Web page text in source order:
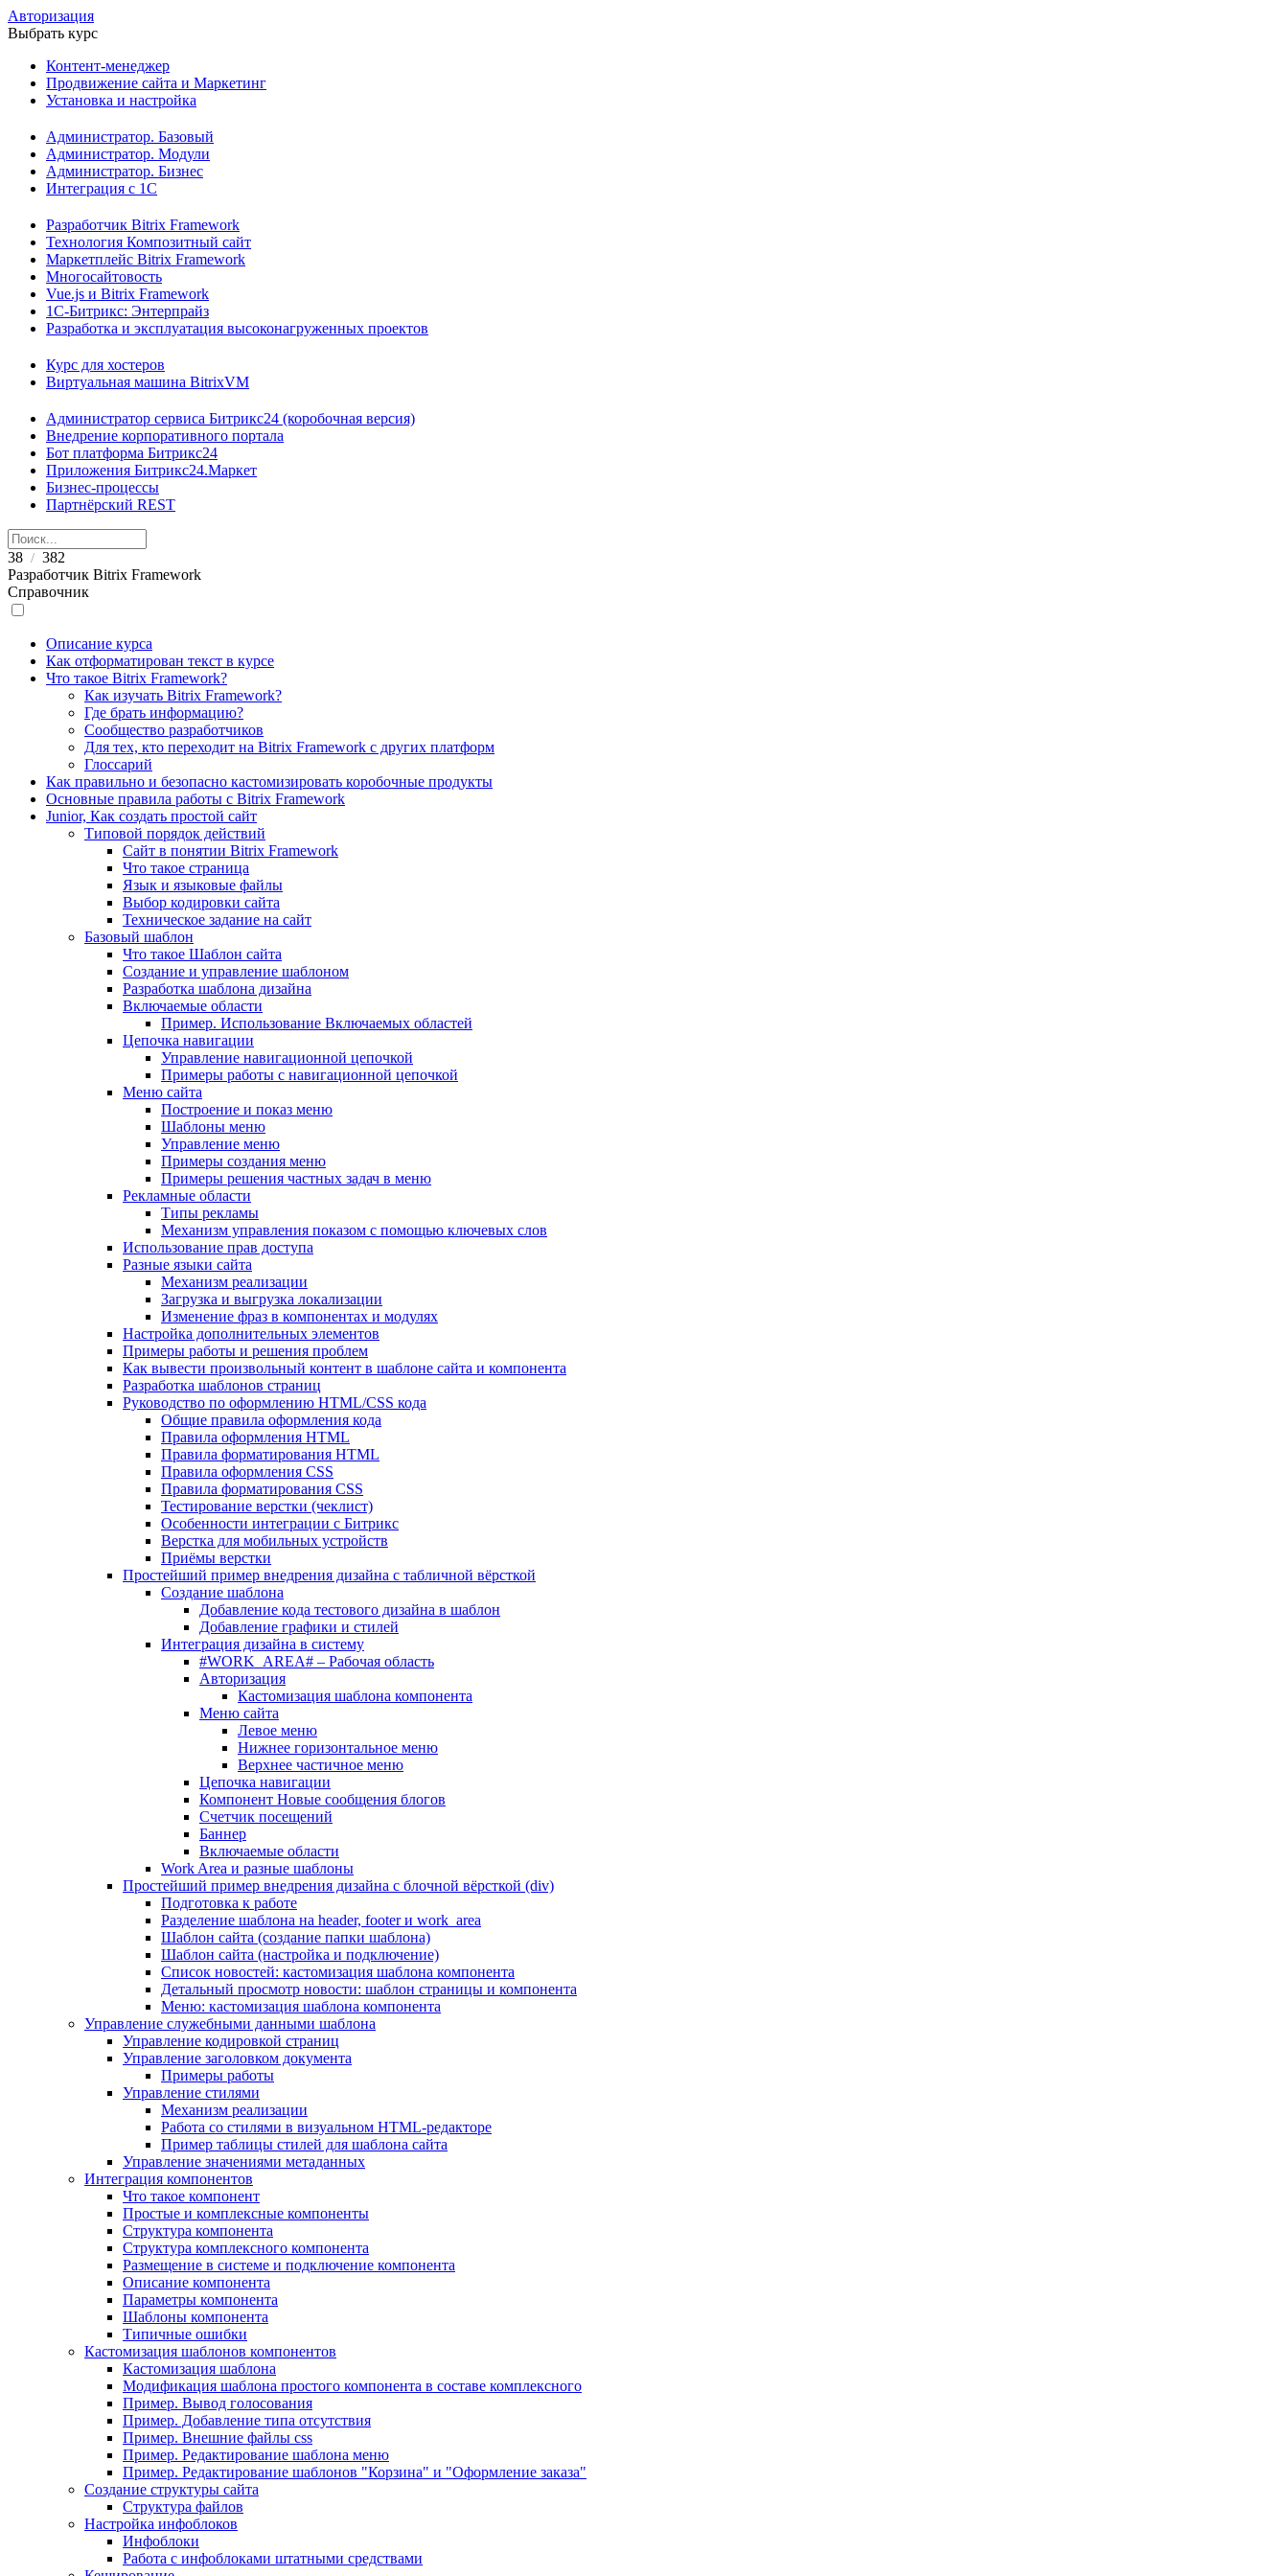
Авторизация
Выбрать курс
Контент-менеджер
Продвижение сайта и Маркетинг
Установка и настройка
Администратор. Базовый
Администратор. Модули
Администратор. Бизнес
Интеграция с 1С
Разработчик Bitrix Framework
Технология Композитный сайт
Маркетплейс Bitrix Framework
Многосайтовость
Vue.js и Bitrix Framework
1С-Битрикс: Энтерпрайз
Разработка и эксплуатация высоконагруженных проектов
Курс для хостеров
Виртуальная машина BitrixVM
Администратор сервиса Битрикс24 (коробочная версия)
Внедрение корпоративного портала
Бот платформа Битрикс24
Приложения Битрикс24.Маркет
Бизнес-процессы
Партнёрский REST
38 / 382
Разработчик Bitrix Framework
Справочник
Описание курса
Как отформатирован текст в курсе
Что такое Bitrix Framework?
Как изучать Bitrix Framework?
Где брать информацию?
Сообщество разработчиков
Для тех, кто переходит на Bitrix Framework с других платформ
Глоссарий
Как правильно и безопасно кастомизировать коробочные продукты
Основные правила работы с Bitrix Framework
Junior, Как создать простой сайт
Типовой порядок действий
Сайт в понятии Bitrix Framework
Что такое страница
Язык и языковые файлы
Выбор кодировки сайта
Техническое задание на сайт
Базовый шаблон
Что такое Шаблон сайта
Создание и управление шаблоном
Разработка шаблона дизайна
Включаемые области
Пример. Использование Включаемых областей
Цепочка навигации
Управление навигационной цепочкой
Примеры работы с навигационной цепочкой
Меню сайта
Построение и показ меню
Шаблоны меню
Управление меню
Примеры создания меню
Примеры решения частных задач в меню
Рекламные области
Типы рекламы
Механизм управления показом с помощью ключевых слов
Использование прав доступа
Разные языки сайта
Механизм реализации
Загрузка и выгрузка локализации
Изменение фраз в компонентах и модулях
Настройка дополнительных элементов
Примеры работы и решения проблем
Как вывести произвольный контент в шаблоне сайта и компонента
Разработка шаблонов страниц
Руководство по оформлению HTML/CSS кода
Общие правила оформления кода
Правила оформления HTML
Правила форматирования HTML
Правила оформления CSS
Правила форматирования CSS
Тестирование верстки (чеклист)
Особенности интеграции с Битрикс
Верстка для мобильных устройств
Приёмы верстки
Простейший пример внедрения дизайна с табличной вёрсткой
Создание шаблона
Добавление кода тестового дизайна в шаблон
Добавление графики и стилей
Интеграция дизайна в систему
#WORK_AREA# – Рабочая область
Авторизация
Кастомизация шаблона компонента
Меню сайта
Левое меню
Нижнее горизонтальное меню
Верхнее частичное меню
Цепочка навигации
Компонент Новые сообщения блогов
Счетчик посещений
Баннер
Включаемые области
Work Area и разные шаблоны
Простейший пример внедрения дизайна с блочной вёрсткой (div)
Подготовка к работе
Разделение шаблона на header, footer и work_area
Шаблон сайта (создание папки шаблона)
Шаблон сайта (настройка и подключение)
Список новостей: кастомизация шаблона компонента
Детальный просмотр новости: шаблон страницы и компонента
Меню: кастомизация шаблона компонента
Управление служебными данными шаблона
Управление кодировкой страниц
Управление заголовком документа
Примеры работы
Управление стилями
Механизм реализации
Работа со стилями в визуальном HTML-редакторе
Пример таблицы стилей для шаблона сайта
Управление значениями метаданных
Интеграция компонентов
Что такое компонент
Простые и комплексные компоненты
Структура компонента
Структура комплексного компонента
Размещение в системе и подключение компонента
Описание компонента
Параметры компонента
Шаблоны компонента
Типичные ошибки
Кастомизация шаблонов компонентов
Кастомизация шаблона
Модификация шаблона простого компонента в составе комплексного
Пример. Вывод голосования
Пример. Добавление типа отсутствия
Пример. Внешние файлы css
Пример. Редактирование шаблона меню
Пример. Редактирование шаблонов "Корзина" и "Оформление заказа"
Создание структуры сайта
Структура файлов
Настройка инфоблоков
Инфоблоки
Работа с инфоблоками штатными средствами